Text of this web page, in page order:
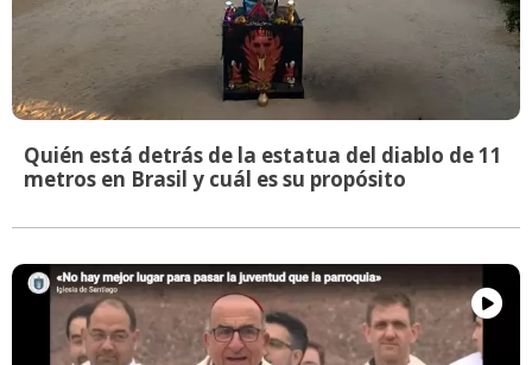
Quién está detrás de la estatua del diablo de 11
metros en Brasil y cuál es su propósito